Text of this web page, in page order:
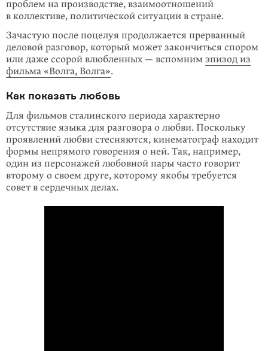
проблем на производстве, взаимоотношений
в коллективе, политической ситуации в стране.
Зачастую после поцелуя продолжается прерванный
деловой разговор, который может закончиться спором
или даже ссорой влюбленных — вспомним эпизод из
фильма «Волга, Волга».
Как показать любовь
Для фильмов сталинского периода характерно
отсутствие языка для разговора о любви. Поскольку
проявлений любви стесняются, кинематограф находит
формы непрямого говорения о ней. Так, например,
один из персонажей любовной пары часто говорит
второму о своем друге, которому якобы требуется
совет в сердечных делах.